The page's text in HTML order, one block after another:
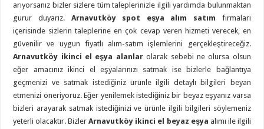
arıyorsanız bizler sizlere tüm taleplerinizle ilgili yardımda bulunmaktan
gurur duyarız. Arnavutköy spot eşya alım satım firmaları
içerisinde sizlerin taleplerine en çok cevap veren hizmeti verecek, en
güvenilir ve uygun fiyatlı alım-satım işlemlerini gerçekleştireceğiz.
Arnavutköy ikinci el eşya alanlarolarak sebebi ne olursa olsun
eğer amacınız ikinci el eşyalarınızı satmak ise bizlerle bağlantıya
geçmenizi ve satmak istediğiniz ürünle ilgili detaylı bilgileri beyan
etmenizi öneriyoruz. Eğer yenilemek istediğiniz bir beyaz eşyanız varsa
bizleri arayarak satmak istediğinizi ve ürünle ilgili bilgileri söylemeniz
yeterli olacaktır. BizlerArnavutköy ikinci el beyaz eşya alımı ile ilgili